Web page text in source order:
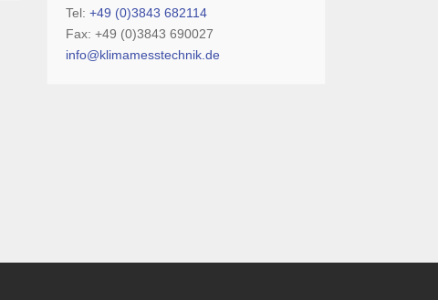
Tel:+49 (0)3843 682114
Fax: +49 (0)3843 690027
info@klimamesstechnik.de